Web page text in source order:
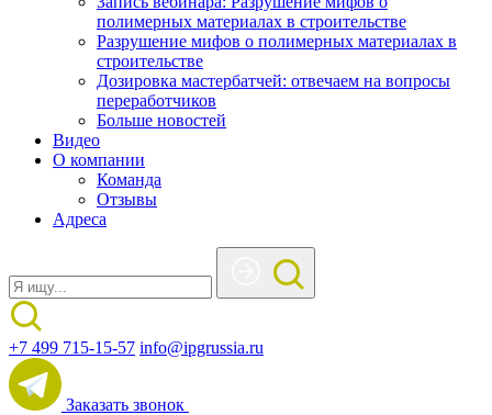
полимерных материалах в строительстве
Разрушение мифов о полимерных материалах в
строительстве
Дозировка мастербатчей: отвечаем на вопросы
переработчиков
Больше новостей
Видео
О компании
Команда
Отзывы
Адреса
+7 499 715-15-57 info@ipgrussia.ru
Заказать звонок